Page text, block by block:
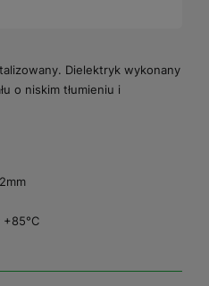
Dielektryk wykonany
o niskim tłumieniu i